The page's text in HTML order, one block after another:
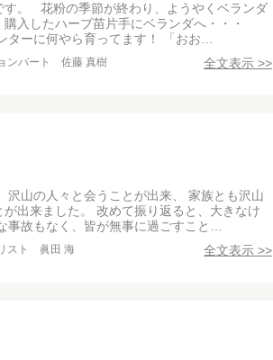
す。 花粉の季節が終わり、ようやくベランダ
入したハーブ苗片手にベランダへ・・・
ターに何やら育ってます！ 「おお…
ンパート 佐藤 真樹 全文表示 >>
沢山の人々と会うことが出来、 家族とも沢山
出来ました。 改めて振り返ると、大きなけ
事故もなく、皆が無事に過ごすこと…
スト 眞田 海 全文表示 >>